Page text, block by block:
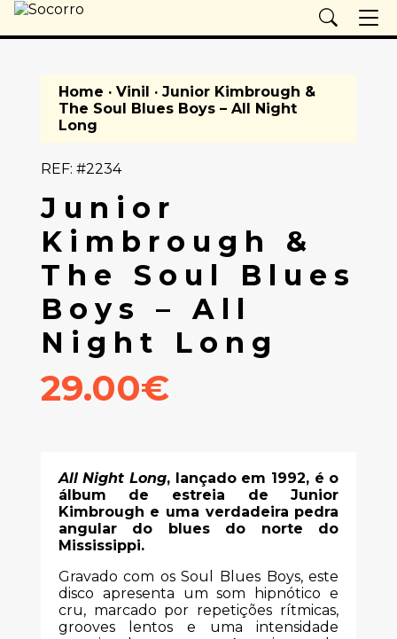
Home · Vinil · Junior Kimbrough &
The Soul Blues Boys – All Night
Long
REF: #2234
Junior
Kimbrough &
The Soul Blues
Boys – All
Night Long
29.00€
All Night Long, lançado em 1992, é o
álbum de estreia de Junior
Kimbrough e uma verdadeira pedra
angular do blues do norte do
Mississippi.
Gravado com os Soul Blues Boys, este
disco apresenta um som hipnótico e
cru, marcado por repetições rítmicas,
grooves lentos e uma intensidade